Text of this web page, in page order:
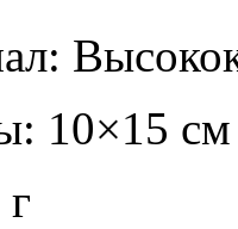
10×15 см